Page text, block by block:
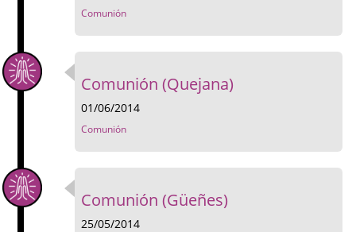
Comunión
Comunión (Quejana)
01/06/2014
Comunión
Comunión (Güeñes)
25/05/2014